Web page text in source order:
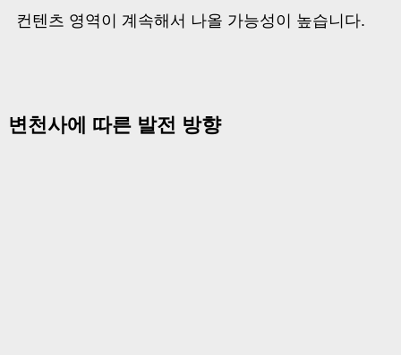
컨텐츠 영역이 계속해서 나올 가능성이 높습니다.
변천사에 따른 발전 방향